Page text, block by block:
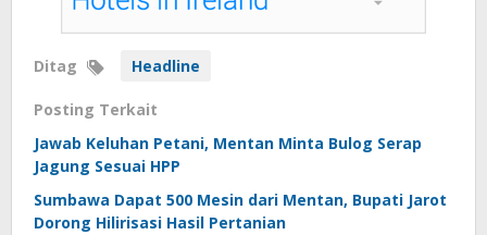
Ditag Headline
Posting Terkait
Jawab Keluhan Petani, Mentan Minta Bulog Serap
Jagung Sesuai HPP
Sumbawa Dapat 500 Mesin dari Mentan, Bupati Jarot
Dorong Hilirisasi Hasil Pertanian